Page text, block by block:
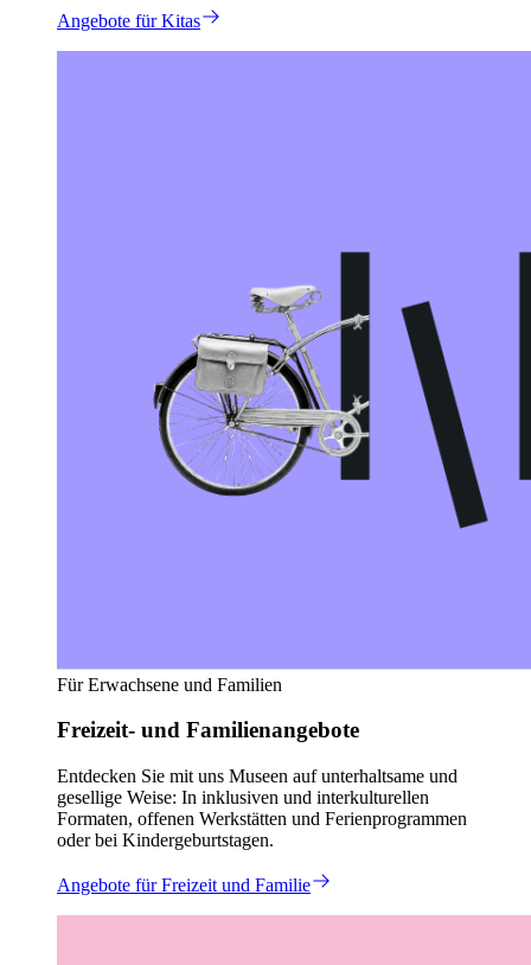
Angebote für Kitas
Für Erwachsene und Familien
Freizeit- und Familienangebote
Entdecken Sie mit uns Museen auf unterhaltsame und
gesellige Weise: In inklusiven und interkulturellen
Formaten, offenen Werkstätten und Ferienprogrammen
oder bei Kindergeburtstagen.
Angebote für Freizeit und Familie